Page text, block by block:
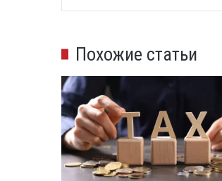
Похожие статьи